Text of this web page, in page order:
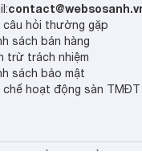
câu hỏi thường gặp
sách bán hàng
trừ trách nhiệm
sách bảo mật
chế hoạt động sàn TMĐT
Bản quyền thuộc về Công